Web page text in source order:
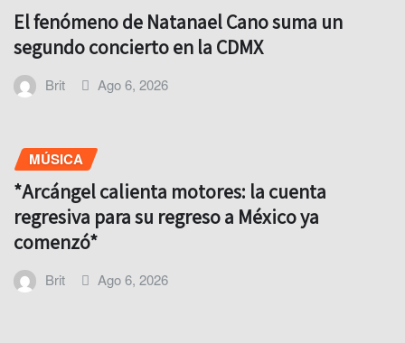
El fenómeno de Natanael Cano suma un
segundo concierto en la CDMX
Brit Ago 6, 2026
MÚSICA
*Arcángel calienta motores: la cuenta
regresiva para su regreso a México ya
comenzó*
Brit Ago 6, 2026